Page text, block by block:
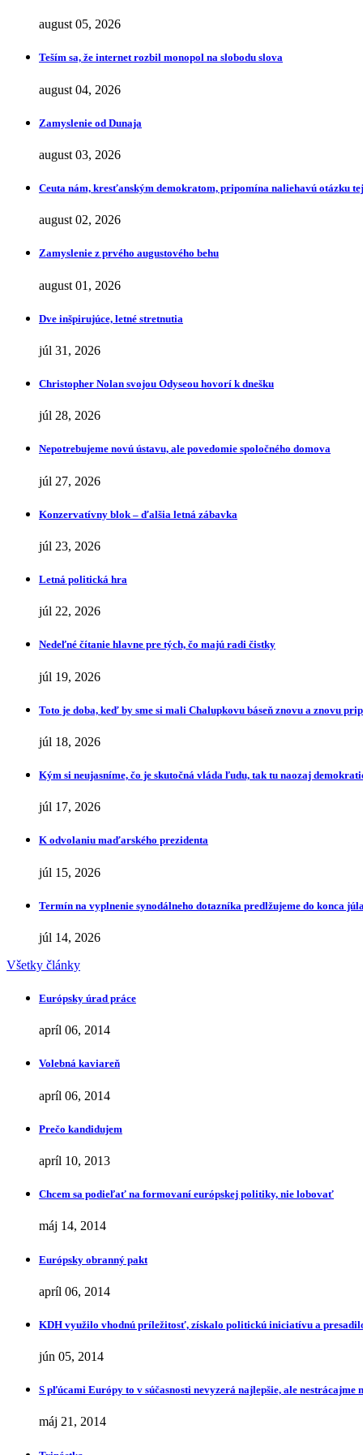
august 05, 2026
Teším sa, že internet rozbil monopol na slobodu slova
august 04, 2026
Zamyslenie od Dunaja
august 03, 2026
Ceuta nám, kresťanským demokratom, pripomína naliehavú otázku
august 02, 2026
Zamyslenie z prvého augustového behu
august 01, 2026
Dve inšpirujúce, letné stretnutia
júl 31, 2026
Christopher Nolan svojou Odyseou hovorí k dnešku
júl 28, 2026
Nepotrebujeme novú ústavu, ale povedomie spoločného domova
júl 27, 2026
Konzervatívny blok – ďalšia letná zábavka
júl 23, 2026
Letná politická hra
júl 22, 2026
Nedeľné čítanie hlavne pre tých, čo majú radi čistky
júl 19, 2026
Toto je doba, keď by sme si mali Chalupkovu báseň znovu a znovu
júl 18, 2026
Kým si neujasníme, čo je skutočná vláda ľudu, tak tu naozaj
júl 17, 2026
K odvolaniu maďarského prezidenta
júl 15, 2026
Termín na vyplnenie synodálneho dotazníka predlžujeme do konca júla
júl 14, 2026
Všetky články
Európsky úrad práce
apríl 06, 2014
Volebná kaviareň
apríl 06, 2014
Prečo kandidujem
apríl 10, 2013
Chcem sa podieľať na formovaní európskej politiky, nie lobovať
máj 14, 2014
Európsky obranný pakt
apríl 06, 2014
KDH využilo vhodnú príležitosť, získalo politickú iniciatívu a
jún 05, 2014
S pľúcami Európy to v súčasnosti nevyzerá najlepšie, ale nestrácajme
máj 21, 2014